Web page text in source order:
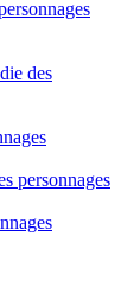
des
personnages